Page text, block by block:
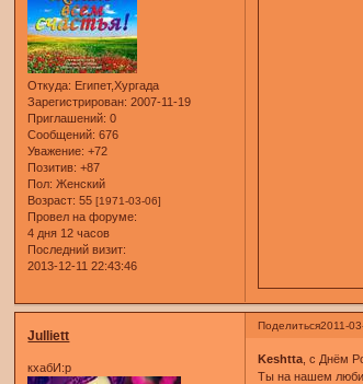
Откуда: Египет,Хургада
Зарегистрирован: 2007-11-19
Приглашений: 0
Сообщений: 676
Уважение: +72
Позитив: +87
Пол: Женский
Возраст: 55[1971-03-06]
Провел на форуме:
4 дня 12 часов
Последний визит:
2013-12-11 22:43:46
Поделиться2011-
Julliett
кхабИ:р
Keshtta , с Днём
Ты на нашем